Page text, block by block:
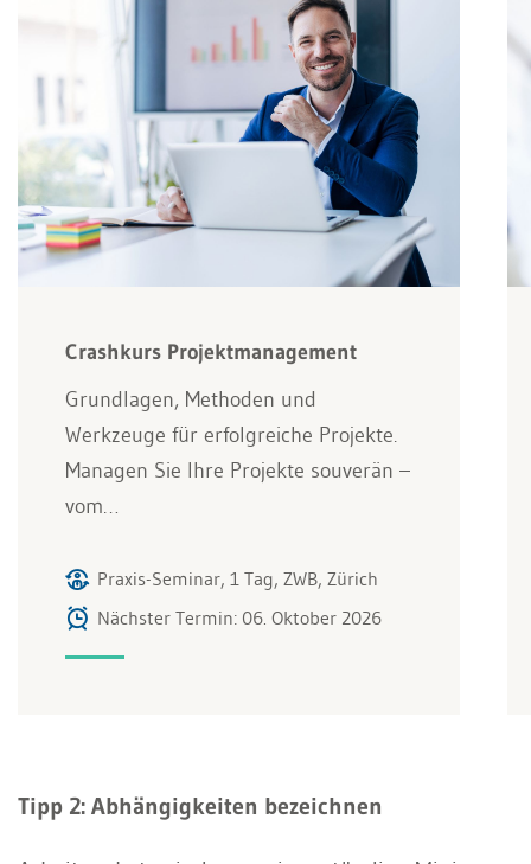
Crashkurs Projektmanagement
Grundlagen, Methoden und
Werkzeuge für erfolgreiche Projekte.
Managen Sie Ihre Projekte souverän –
vom…
Praxis-Seminar, 1 Tag, ZWB, Zürich
Nächster Termin: 06. Oktober 2026
Tipp 2: Abhängigkeiten bezeichnen